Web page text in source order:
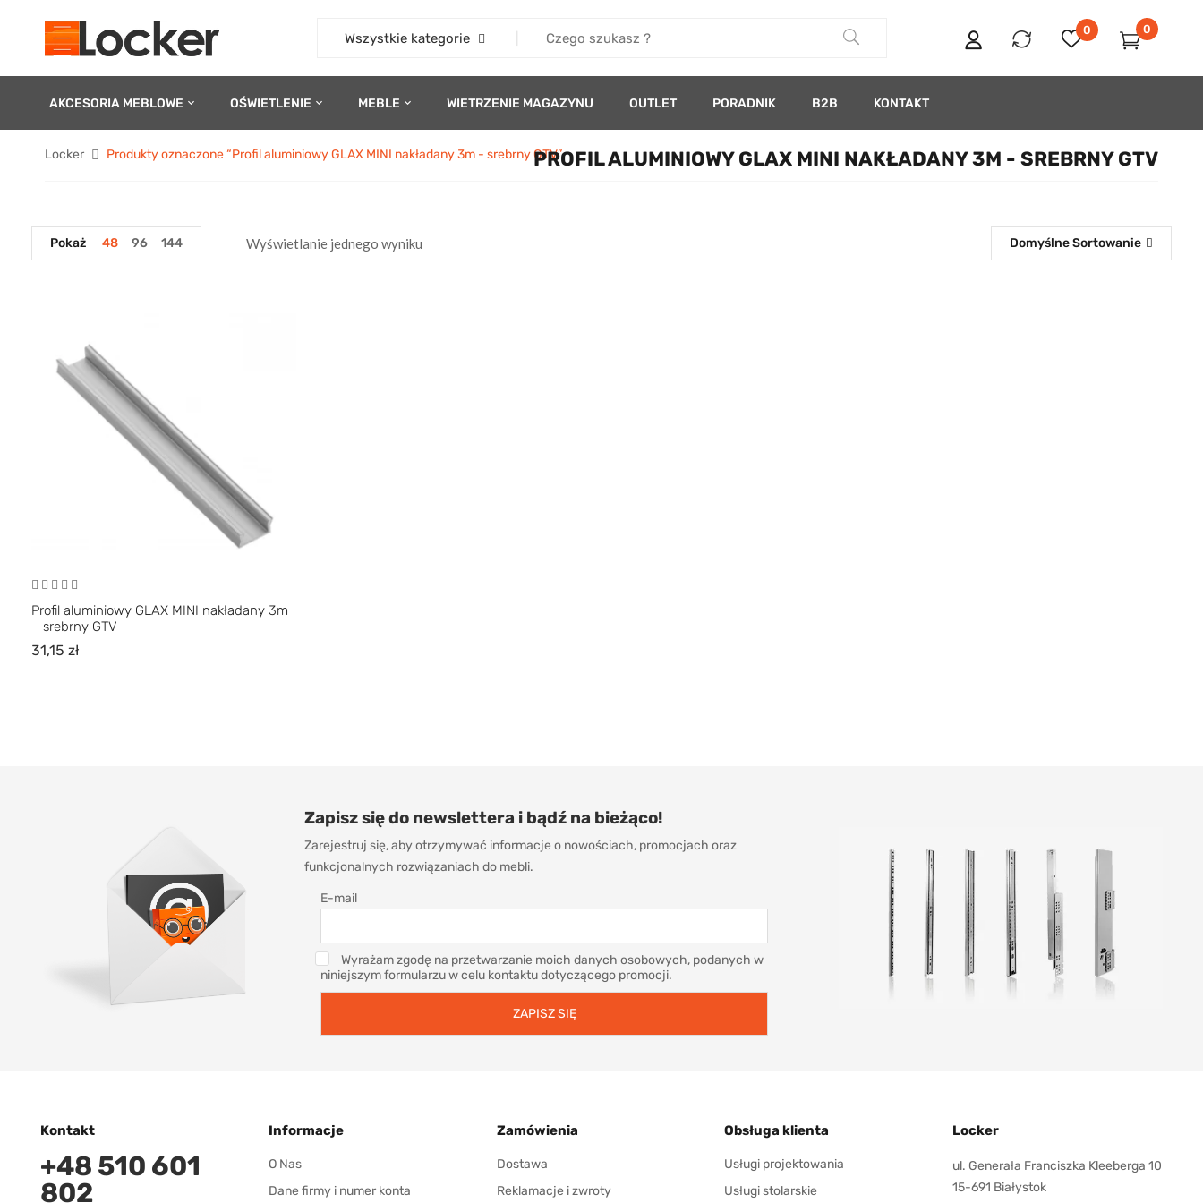
Wszystkie kategorie
0 0
AKCESORIA MEBLOWE OŚWIETLENIE MEBLE WIETRZENIE MAGAZYNU OUTLET PORADNIK B2B KONTAKT
Locker Produkty oznaczone “Profil aluminiowy GLAX MINI nakładany 3m - srebrny GTV”PROFIL ALUMINIOWY GLAX MINI NAKŁADANY 3M - SREBRNY GTV
Wyświetlanie jednego wyniku Domyślne Sortowanie
Pokaż 48 96 144
Profil aluminiowy GLAX MINI nakładany 3m
– srebrny GTV
31,15 zł
Zapisz się do newslettera i bądź na bieżąco!
Zarejestruj się, aby otrzymywać informacje o nowościach, promocjach oraz
funkcjonalnych rozwiązaniach do mebli.
E-mail
Wyrażam zgodę na przetwarzanie moich danych osobowych, podanych w
niniejszym formularzu w celu kontaktu dotyczącego promocji.
Kontakt
+48 510 601
802
Informacje
O Nas
Dane firmy i numer konta
Zamówienia
Dostawa
Reklamacje i zwroty
Obsługa klienta
Usługi projektowania
Usługi stolarskie
Locker
ul. Generała Franciszka Kleeberga 10
15-691 Białystok